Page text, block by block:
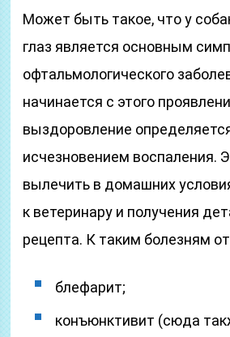
Может быть такое, что у
глаз является основным
офтальмологического
начинается с этого
выздоровление
исчезновением воспаления.
вылечить в домашних
к ветеринару и получения
рецепта. К таким болезням
блефарит;
конъюнктивит (сюда